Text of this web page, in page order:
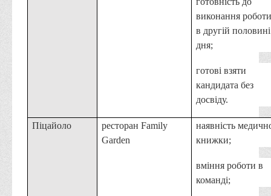
виконання роботи
в другій половині
дня;
готові взяти
кандидата без
досвіду.
Піцайоло
ресторан Family
Garden
наявність
книжки;
вміння роботи в
команді;